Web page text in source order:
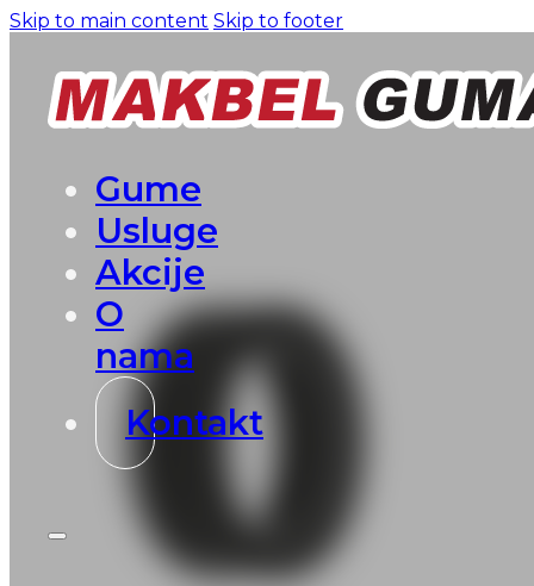
Skip to main content Skip to footer
Gume
Usluge
Akcije
O
nama
Kontakt